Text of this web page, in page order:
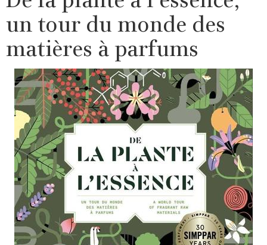
un tour du monde des
matières à parfums